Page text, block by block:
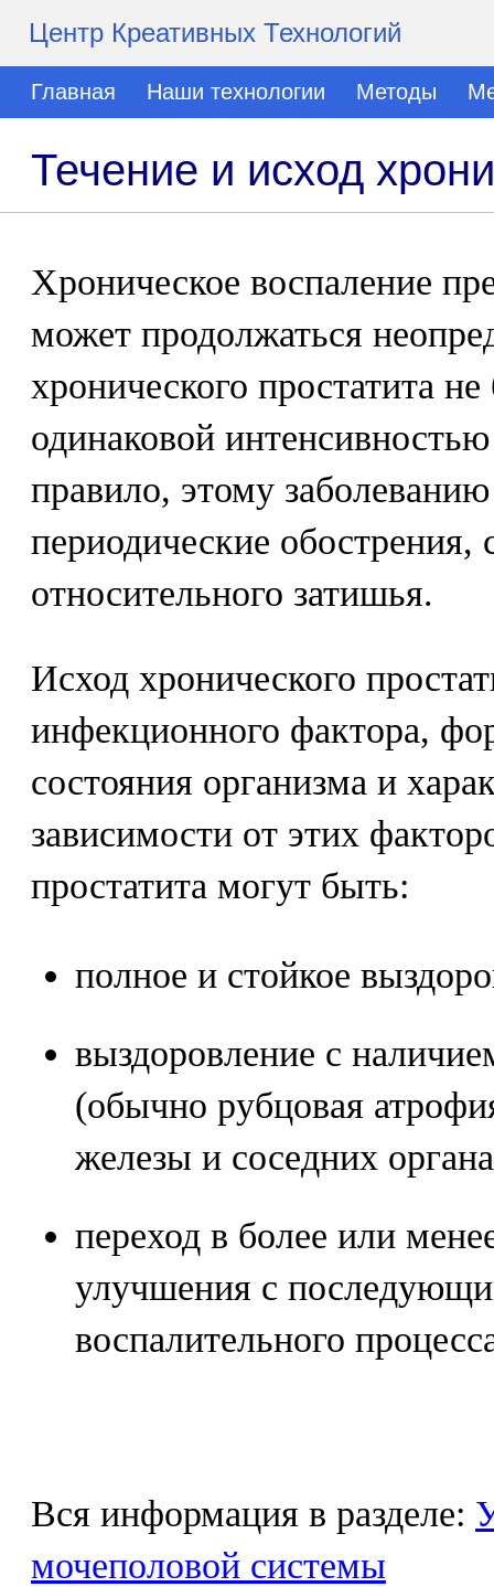
Центр Креативных Технологий
Главная Наши технологии Методы
Течение и исход
Хроническое воспаление
может продолжаться
хронического простатита
одинаковой
правило, этому
периодические
относительного затишья.
Исход хронического
инфекционного фактора,
состояния организма и
зависимости от этих
простатита могут быть:
полное и стойкое
выздоровление с
(обычно рубцовая
железы и соседних
переход в более или
улучшения с
воспалительного
Вся информация в разделе:
мочеполовой системы